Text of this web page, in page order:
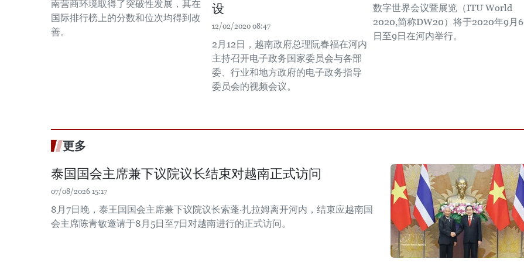
南营商环境取得了突破性发展，其在
国际排行榜上的分数和位次均得到改
善。
设
12/02/2020 08:47
2月12日，越南政府总理阮春福在河内
主持召开电子政务国家委员会与各部
委、行业和地方政府的电子政务指导
委员会的视频会议。
数字世界会议暨展览（ITU World
2020,简称DW20）将于2020年9月6
日至9日在河内举行。
更多
泰国国会主席兼下议院议长结束对越南正式访问
07/08/2026 15:17
8月7日晚，泰王国国会主席兼下议院议长索蓬·扎拉姆离开河内，结束应越南国
会主席陈青敏邀请于8月5日至7日对越南进行的正式访问。